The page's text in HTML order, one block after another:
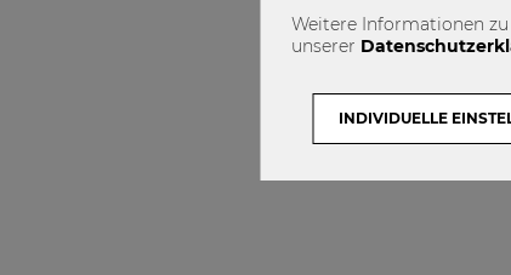
Weitere Informationen
unserer
INDIVIDUELLE